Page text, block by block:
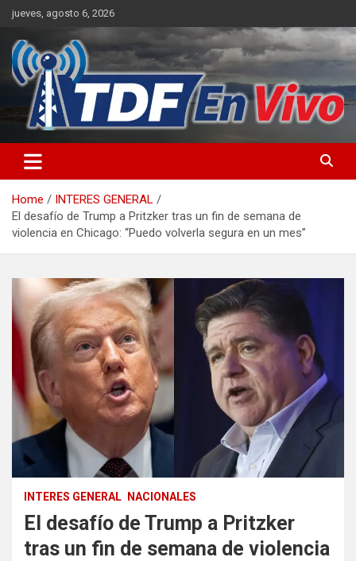
Skip
content
jueves, agosto 6, 2026
Home
INTERES GENERAL
El desafío de Trump a Pritzker tras un fin de semana de
violencia en Chicago: “Puedo volverla segura en un mes”
INTERES GENERAL NACIONALES
El desafío de Trump a Pritzker
tras un fin de semana de violencia